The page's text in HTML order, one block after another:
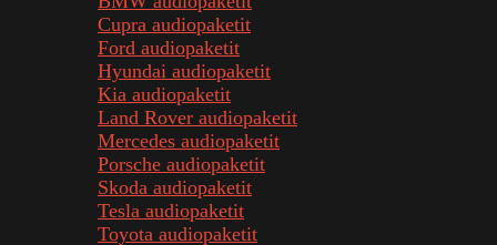
Cupra audiopaketit
Ford audiopaketit
Hyundai audiopaketit
Kia audiopaketit
Land Rover audiopaketit
Mercedes audiopaketit
Porsche audiopaketit
Skoda audiopaketit
Tesla audiopaketit
Toyota audiopaketit